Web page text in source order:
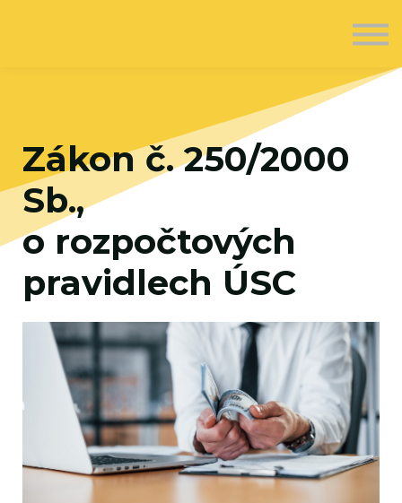
Přihlásit se
Zákon č. 250/2000
Sb.,
o rozpočtových
pravidlech ÚSC